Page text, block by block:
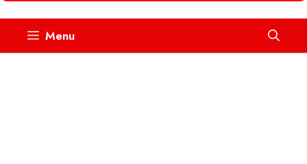
Menu